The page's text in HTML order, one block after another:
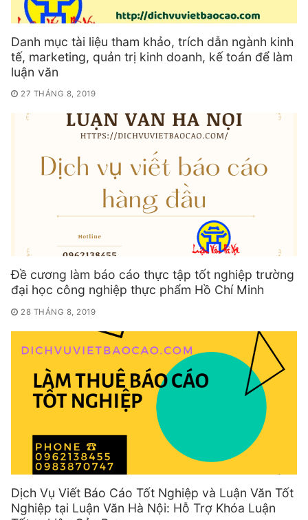
Danh mục tài liệu tham khảo, trích dẫn ngành kinh
tế, marketing, quản trị kinh doanh, kế toán để làm
luận văn
27 THÁNG 8, 2019
Đề cương làm báo cáo thực tập tốt nghiệp trường
đại học công nghiệp thực phẩm Hồ Chí Minh
28 THÁNG 8, 2019
Dịch Vụ Viết Báo Cáo Tốt Nghiệp và Luận Văn Tốt
Nghiệp tại Luận Văn Hà Nội: Hỗ Trợ Khóa Luận